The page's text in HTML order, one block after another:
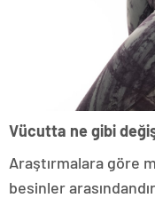
Vücutta ne gibi
Araştırmalara göre
besinler